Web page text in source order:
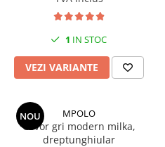
Covoare bisericesti
Covoare clasice cu modele florale
Covoare 300/400
Covoare 200/250
Seturi pentru dormitoare latime
60 cm
Seturi pentru dormitor latime 80
cm
COVOARE OVALE sau ROTUNDE
1 IN STOC
VEZI VARIANTE
NOU MPOLO
Covor gri modern milka,
dreptunghiular